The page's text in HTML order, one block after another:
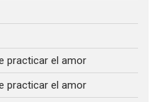
practicar el amor
practicar el amor